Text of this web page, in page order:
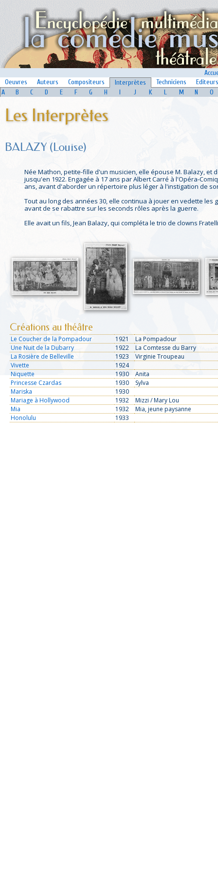
Oeuvres
Auteurs Compositeurs Interprètes Techniciens
Editeurs
A
B C D E F G H I J K L M N O
Les Interprètes
BALAZY (Louise)
Née Mathon, petite-fille d'un musicien, elle épouse M. Balazy,
jusqu'en 1922. Engagée à 17 ans par Albert Carré à l'Opéra-
ans, avant d'aborder un répertoire plus léger à l'instigation de
Tout au long des années 30, elle continua à jouer en vedette les
avant de se rabattre sur les seconds rôles après la guerre.
Elle avait un fils, Jean Balazy, qui compléta le trio de clowns
Créations au théâtre
Le Coucher de la Pompadour 1921
La Pompadour
Une Nuit de la Dubarry
1922
La Comtesse du Barry
La Rosière de Belleville
1923
Virginie Troupeau
Vivette
1924
Niquette
1930
Anita
Princesse Czardas
1930
Sylva
Mariska
1930
Mariage à Hollywood
1932
Mizzi / Mary Lou
Mia
1932
Mia, jeune paysanne
Honolulu
1933